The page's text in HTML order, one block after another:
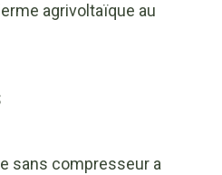
agrivoltaïque au
sans compresseur a